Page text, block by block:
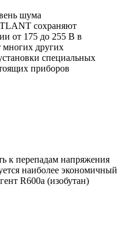
шума
сохраняют
от 175 до 255 В в
многих других
специальных
приборов
к перепадам напряжения
наиболее экономичный
R600а (изобутан)